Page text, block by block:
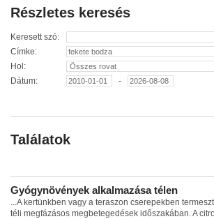
Részletes keresés
Keresett szó:
Címke:
Hol:
Dátum:
-
Találatok
Gyógynövények alkalmazása télen
...A kertün kben vagy a teraszon cserepe kben termeszt
té i megfázásos megbetegedése k időszakában.A citr